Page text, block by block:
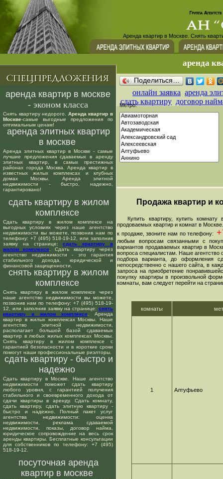
Аренда квартир в Москве. Снять
аренда
аренда квартир в москве
- эконом класса
Снять квартиру недорого. Аренда квартир в
Москве-самые выгодные предложения по
оптимальным ценам!
аренда элитных квартир
в москве
Аренда элитных квартир в Москве - самые
лучшие предложения сдаваемых в аренду
элитных квартир, в самых престижных
районах города Москва. Аренда квартир в
известных жилых комплексах и клубных
домах Москвы. Аренда элитной
недвижимости - быстро, надежно,
гарантировано!
сдать квартиру в жилом
комплексе
Сдать квартиру в жилом комплексе на
выгодных условиях через наше агентство
недвижимости вы можете, позвонив нам по
телефону: +7 (495) 518-19-12, или заполнив
заявку на странице:сдать квартиру в
жилом комплексе . Сдать квартиру через
агентство недвижимости - это гарантия
стабильного дохода, юридической и
финансовой защищенности.
снять квартиру в жилом
комплексе
Снять квартиру в жилом комплексе через
наше агентство недвижимости вы можете,
позвонив нам по телефону: +7 (495) 518-19-
12, или заполнив заявку на странице: снять
квартиру в жилом комплексе . Аренда
квартир в жилых комплексах Москвы. Наше
агентство элитной недвижимости,
располагает большой базой сдаваемых
квартир в любых жилых комплексах Москвы.
Снять квартиру в жилом комплексе с
гарантией безопасности и в короткие сроки
помогут наши профессиональные риэлторы.
сдать квартиру - быстро и
надежно
Сдать квартиру в Москве. Наше агентство
недвижимости поможет сдать квартиру
любого уровня, с гарантией получения
стабильного и своевременного дохода от
сдачи квартиры в аренду. Сдать комнату,
сдать квартиру, сдать элитную квартиру -
быстро и надежно. Полный пакет услуг
агентства недвижимости: оценка
недвижимости, реклама сдаваемой
недвижимости, показы, договор найма,
юридическое сопровождение на весь срок
аренды квартиры. Бесплатные консультации
для собственников по телефону: +7 (495)
518-19-12.
посуточная аренда
квартир в москве
Поделиться…
онлайн заявка аренда
сдать квартиру договор
Метро:
Продажа квартир и
Купить квартиру, купить комнату
продоваемых квартир и комнат в
к продаже, звоните нам по телефону:
любым вопросам связанными с
вариантов продаваемых квартир в
вопроса специалистам. Наше агентство
подбора варианта, до оформления
непосредственно с нашего сайта, в
запроса на приобретение
покупку квартиры в произвольной
комнаты, вам следует перейти на
комнаты
1 Алтуфьево